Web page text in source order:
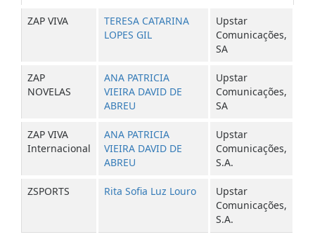
ZAP VIVA
TERESA CATARINA
LOPES GIL
Upstar
Comunicações,
SA
ZAP
NOVELAS
ANA PATRICIA
VIEIRA DAVID DE
ABREU
Upstar
Comunicações,
SA
ZAP VIVA
Internacional
ANA PATRICIA
VIEIRA DAVID DE
ABREU
Upstar
Comunicações,
S.A.
ZSPORTS Rita Sofia Luz Louro
Upstar
Comunicações,
S.A.